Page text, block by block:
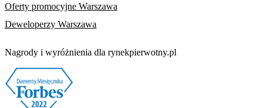
Oferty promocyjne Warszawa
Deweloperzy Warszawa
Nagrody i wyróżnienia dla rynekpierwotny.pl